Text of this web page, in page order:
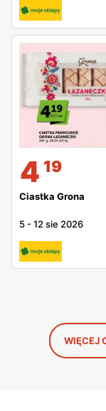
4 19
Ciastka Grona
5 -12 sie 2026
WIĘCEJ